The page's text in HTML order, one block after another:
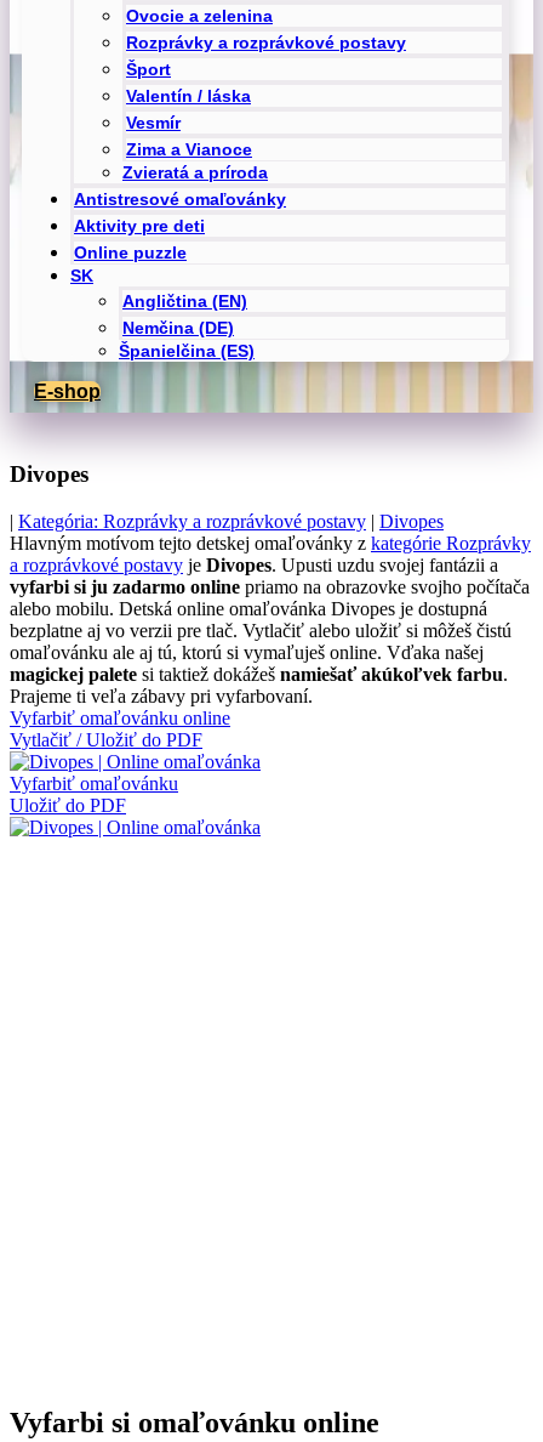
Ovocie a zelenina
Rozprávky a rozprávkové postavy
Šport
Valentín / láska
Vesmír
Zima a Vianoce
Zvieratá a príroda
Antistresové omaľovánky
Aktivity pre deti
Online puzzle
SK
Angličtina (EN)
Nemčina (DE)
Španielčina (ES)
E-shop
Divopes
| Kategória: Rozprávky a rozprávkové postavy | Divopes
Hlavným motívom tejto detskej omaľovánky z kategórie Rozprávky
a rozprávkové postavy je Divopes. Upusti uzdu svojej fantázii a
vyfarbi si ju zadarmo online priamo na obrazovke svojho počítača
alebo mobilu. Detská online omaľovánka Divopes je dostupná
bezplatne aj vo verzii pre tlač. Vytlačiť alebo uložiť si môžeš čistú
omaľovánku ale aj tú, ktorú si vymaľuješ online. Vďaka našej
magickej palete si taktiež dokážeš namiešať akúkoľvek farbu.
Prajeme ti veľa zábavy pri vyfarbovaní.
Vyfarbiť omaľovánku online
Vytlačiť / Uložiť do PDF
Vyfarbiť omaľovánku
Uložiť do PDF
Vyfarbi si omaľovánku online